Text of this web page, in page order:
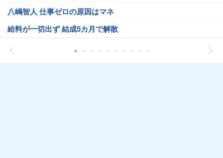
八嶋智人 仕事ゼロの原因はマネ
給料が一切出ず 結成5カ月で解散